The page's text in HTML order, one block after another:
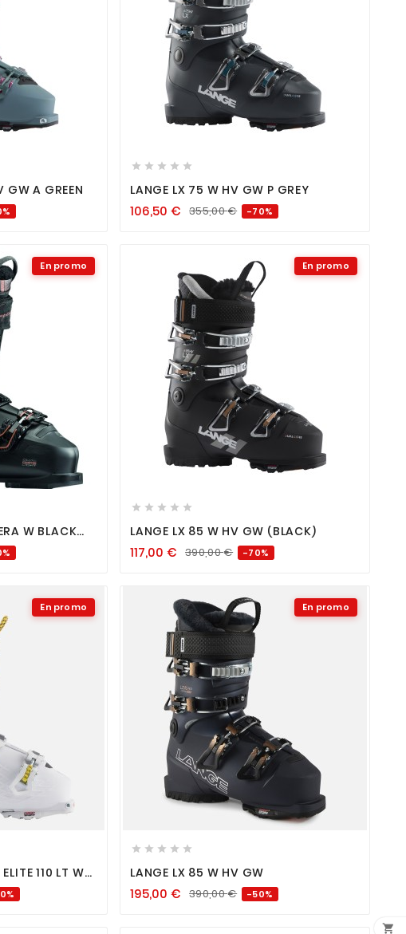

GW A GREEN
  
    
LANGE LX 75 W HV GW P GREY
106,50€ 355,00€ -70%
En promo

W BLACK
En promo
  
    
LANGE LX 85 W HV GW (BLACK)
117,00€ 390,00€ -70%
En promo

110 LT W
En promo
  
    
LANGE LX 85 W HV GW
195,00€ 390,00€ -50%
